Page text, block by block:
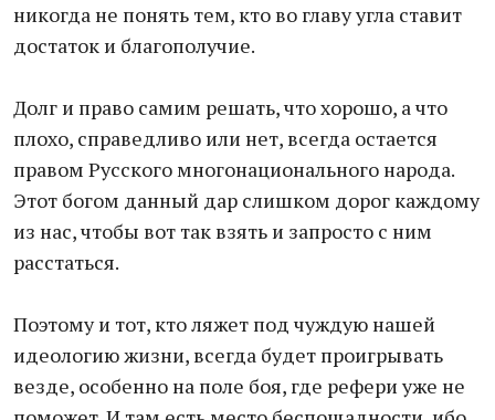
никогда не понять тем, кто во главу угла ставит
достаток и благополучие.
Долг и право самим решать, что хорошо, а что
плохо, справедливо или нет, всегда остается
правом Русского многонационального народа.
Этот богом данный дар слишком дорог каждому
из нас, чтобы вот так взять и запросто с ним
расстаться.
Поэтому и тот, кто ляжет под чуждую нашей
идеологию жизни, всегда будет проигрывать
везде, особенно на поле боя, где рефери уже не